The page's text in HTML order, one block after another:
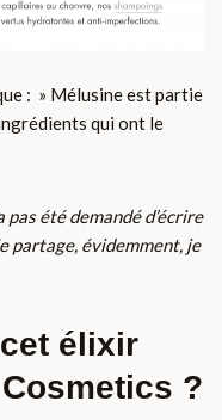
: » Mélusine est partie
qui ont le
pas été demandé d’écrire
partage, évidemment, je
élixir
?